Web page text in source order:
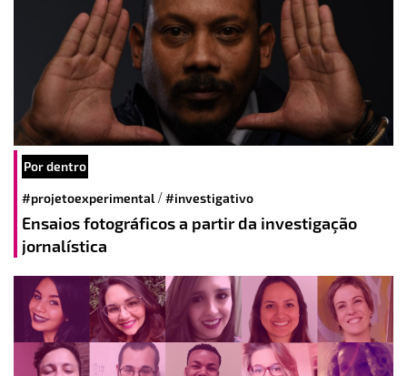
Por dentro
#projetoexperimental/#investigativo
Ensaios fotográficos a partir da investigação
jornalística